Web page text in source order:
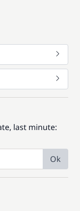
last minute:
Ok